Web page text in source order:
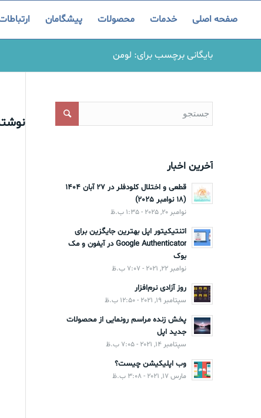
صفحه اصلی خدمات محصولات پیشگامان
بایگانی برچسب برای: لومن
آخرین اخبار
قطعی و اختلال کلودفلر در 27 آبان 1404
(18 نوامبر 2025)
نوامبر 20, 2025 - 1:35 ب.ظ
اتنتیکیتور اپل بهترین جایگزین برای
Google Authenticator در آیفون و مک
بوک
نوامبر 22, 2021 - 7:07 ب.ظ
روز آزادی نرم‌افزار
سپتامبر 19, 2021 - 12:50 ب.ظ
پخش زنده مراسم رونمایی از محصولات
جدید اپل
سپتامبر 14, 2021 - 7:05 ب.ظ
وب اپلیکیشن چیست؟
مارس 17, 2021 - 3:08 ب.ظ